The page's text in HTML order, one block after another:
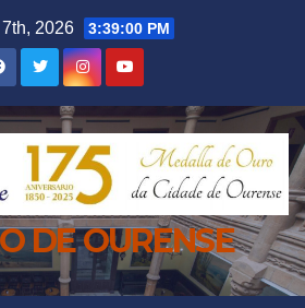
2026 3:39:01 PM
DE OURENSE